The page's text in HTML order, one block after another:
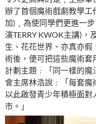
辦了首個魔術戲劇教學
加)﹐為使同學們更進一
演TERRY KWOK主講)，
生、花花世界、亦真亦
術後，便可把這些魔術
計劃主題﹕「同一樣的
會主席林浩說﹕「每套
以此啟發青少年積極面
市。」